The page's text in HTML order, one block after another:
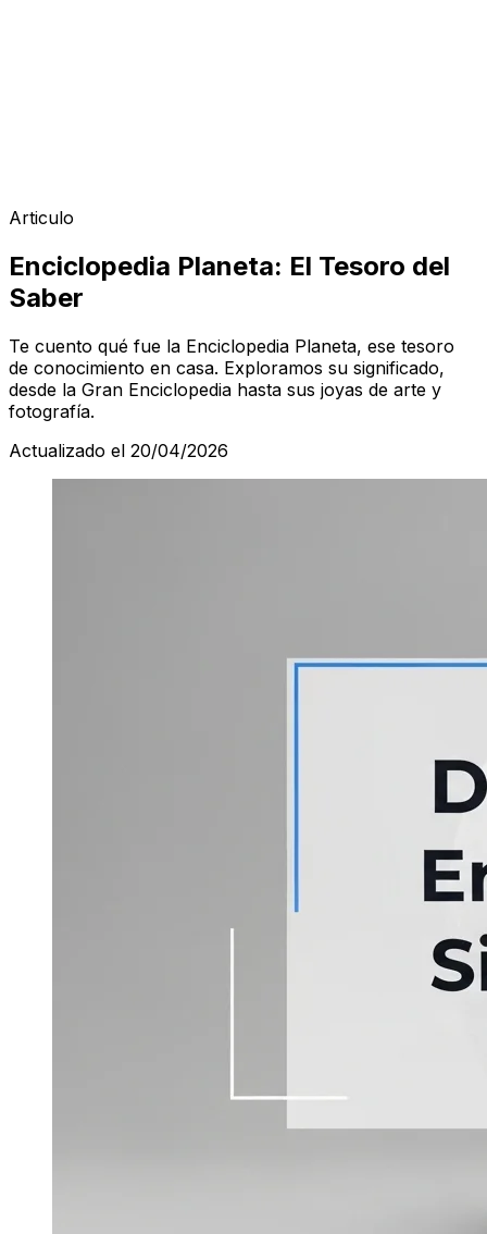
Articulo
Enciclopedia Planeta: El Tesoro del
Saber
Te cuento qué fue la Enciclopedia Planeta, ese tesoro
de conocimiento en casa. Exploramos su significado,
desde la Gran Enciclopedia hasta sus joyas de arte y
fotografía.
Actualizado el 20/04/2026